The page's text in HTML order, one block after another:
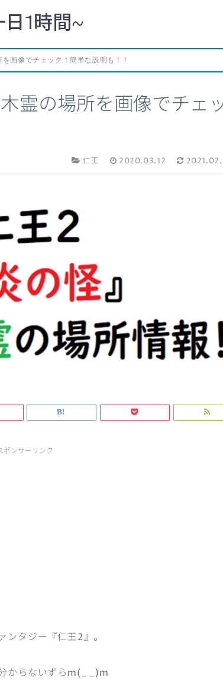
1時間~
画像でチェック！簡単な説明も！！
霊の場所を画像でチェ
仁王 2020.03.12
ポンサーリンク
タジー『仁王2』。
からないずらm(_ _)m